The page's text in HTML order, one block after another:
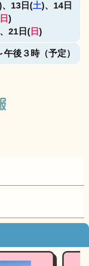
、13日(土)、14日
)
21日(日 )
後３時（予定）